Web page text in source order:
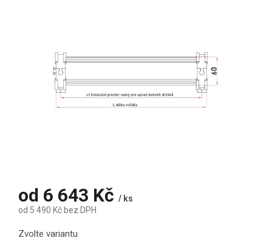
od 6 643 Kč / ks
od 5 490 Kčbez DPH
Zvolte variantu